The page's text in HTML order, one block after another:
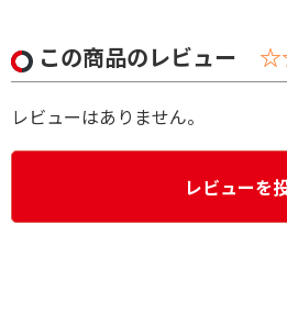
この商品のレビュー
レビューはありません。
レビューを